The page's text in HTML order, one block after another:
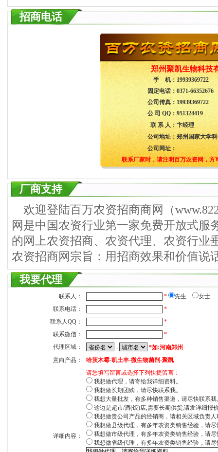
招商电话
郑州聚凯生物科技
手 机：19939369722
固定电话： 0371-66352676
公司传真： 19939369722
公 司 QQ： 951324419
联 系 人：卞经理
公司地址：郑州国家大学
公司网址：
联系厂家时，请注明百万农资网，方
厂商支持
欢迎登陆百万农资招商商网（
网是中国农资行业第一家免费开放式服
的网上农资招商、农资代理、农资行业
农资招商网宗旨：用招商效果和价值说
我要代理
联系人： * 先生
女士
联系电话：
*
联系人QQ：
*
联系微信：
*
代理区域：
-
*如:河南郑州
意向产品：
哈茨木霉-凯土丰-微生物菌剂-聚凯
详细内容：
请您填写留言或选择下列快捷留言：
我想做代理，请寄给我详细资料。
我想做长期团购，请尽快联系我。
我想大量批发，有多种销售渠道，请尽快联系我
这边是超市/酒(饭)店,需要长期供货,请发详细报
我想做贵公司产品的经销商，请相关区域负责人
我想做县级代理，有多年农资类销售经验，请
我想做市级代理，有多年农资类销售经验，请
我想做省级代理，有多年农资类销售经验，请